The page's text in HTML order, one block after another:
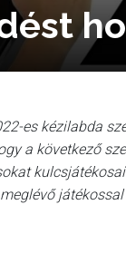
es kézilabda
a következő